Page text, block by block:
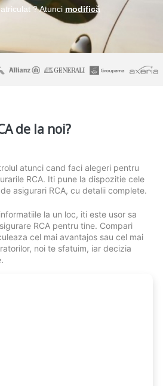
? Atunci modifică
de la noi?
atunci cand faci alegeri pentru
RCA. Iti pune la dispozitie cele
asigurari RCA, cu detalii complete.
la un loc, iti este usor sa
RCA pentru tine. Compari
cel mai avantajos sau cel mai
noi te sfatuim, iar decizia